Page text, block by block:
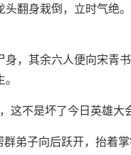
翻身栽倒，立时气绝
，其余六人便向宋青
这不是坏了今日英雄大
弟子向后跃开，抬着